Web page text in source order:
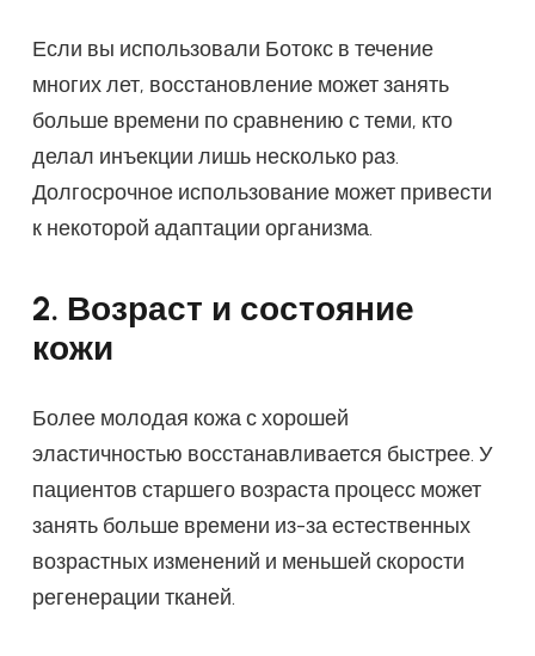
Если вы использовали Ботокс в течение
многих лет, восстановление может занять
больше времени по сравнению с теми, кто
делал инъекции лишь несколько раз.
Долгосрочное использование может привести
к некоторой адаптации организма.
2. Возраст и состояние
кожи
Более молодая кожа с хорошей
эластичностью восстанавливается быстрее. У
пациентов старшего возраста процесс может
занять больше времени из-за естественных
возрастных изменений и меньшей скорости
регенерации тканей.